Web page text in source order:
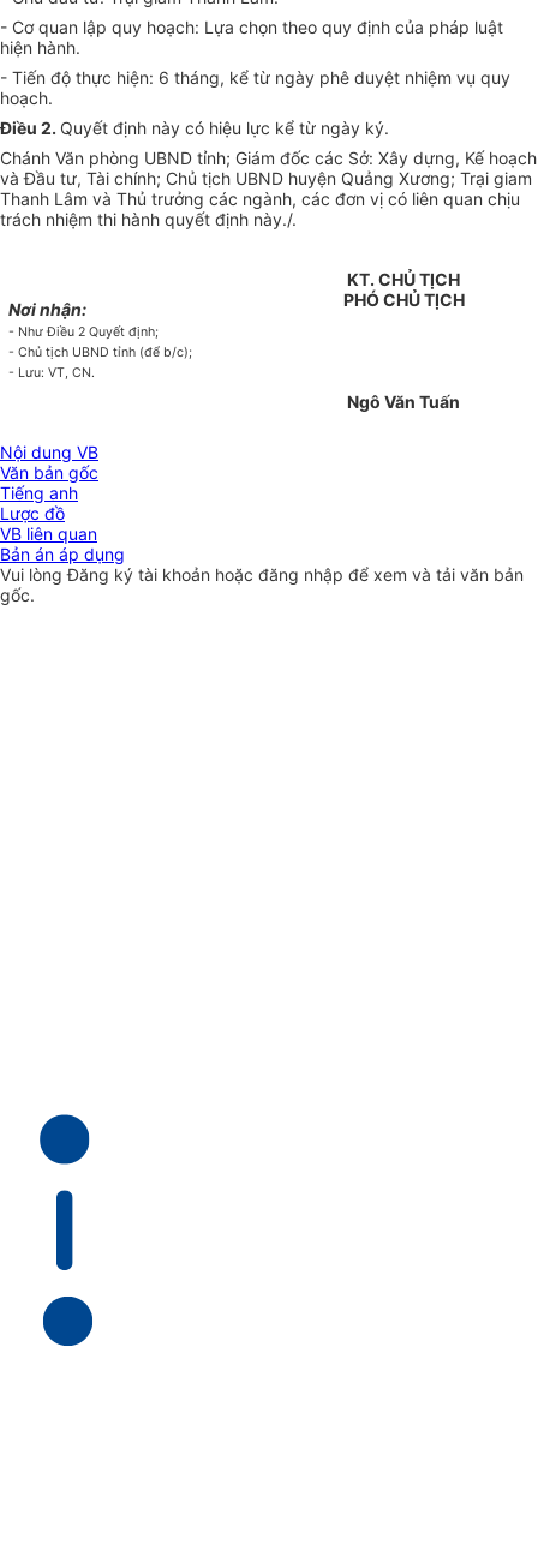
- Cơ quan lập quy hoạch: Lựa chọn theo quy định của pháp luật
hiện hành.
- Tiến độ thực hiện: 6 tháng, kể từ ngày phê duyệt nhiệm vụ quy
hoạch.
Điều 2. Quyết định này có hiệu lực kể từ ngày ký.
Chánh Văn phòng UBND tỉnh; Giám đốc các Sở: Xây dựng, Kế hoạch
và Đầu tư, Tài chính; Chủ tịch UBND huyện Quảng Xương; Trại giam
Thanh Lâm và Thủ trưởng các ngành, các đơn vị có liên quan chịu
trách nhiệm thi hành quyết định này./.
Nơi nhận:
- Như Điều 2 Quyết định;
- Chủ tịch UBND tỉnh (để b/c);
- Lưu: VT, CN.
KT. CHỦ TỊCH
PHÓCHỦ TỊCH
Ngô Văn Tuấn
Nội dung VB
Văn bản gốc
Tiếng anh
Lược đồ
VB liên quan
Bản án áp dụng
Vui lòngĐăng ký tài khoản hoặc đăng nhập để xem và tải văn bản
gốc.